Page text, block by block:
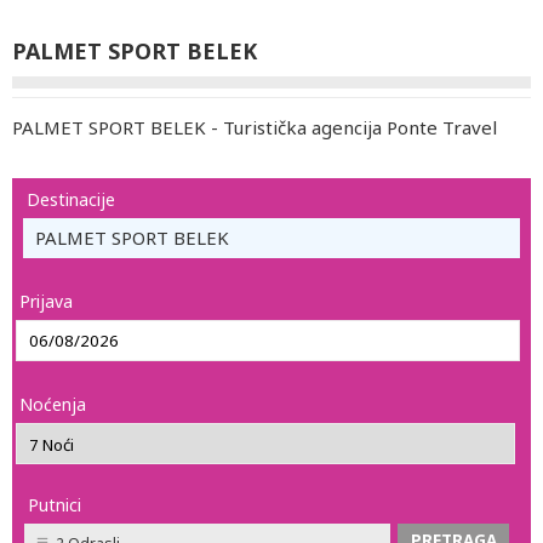
PALMET SPORT BELEK
PALMET SPORT BELEK - Turistička agencija Ponte Travel
Destinacije
PALMET SPORT BELEK
Prijava
Noćenja
Putnici